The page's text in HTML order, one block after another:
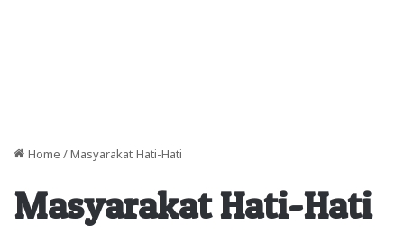
Home / Masyarakat Hati-Hati
Masyarakat Hati-Hati